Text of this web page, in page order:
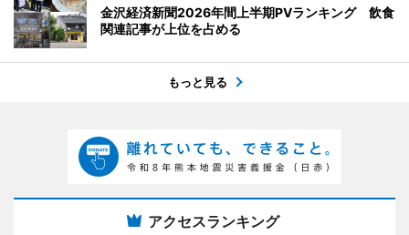
金沢経済新聞2026年間上半期PVランキング 飲食
関連記事が上位を占める
もっと見る
アクセスランキング